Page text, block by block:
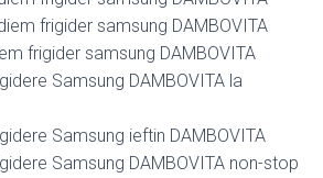
frigider samsung DAMBOVITA
frigider samsung DAMBOVITA
Samsung DAMBOVITA la
Samsung ieftin DAMBOVITA
Samsung DAMBOVITA non-stop